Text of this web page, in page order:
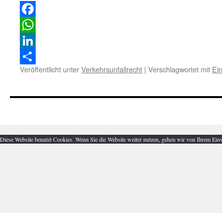
Facebook
WhatsApp
LinkedIn
Teilen
Veröffentlicht unterVerkehrsunfallrecht | Verschlagwortet mit
Diese Website benutzt Cookies. Wenn Sie die Website weiter nutzen, gehen wir von Ihrem